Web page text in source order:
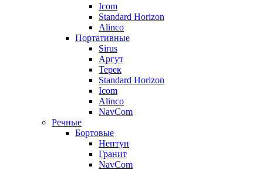
Icom
Standard Horizon
Alinco
Портативные
Sirus
Аргут
Терек
Standard Horizon
Icom
Alinco
NavCom
Речные
Бортовые
Нептун
Гранит
NavCom